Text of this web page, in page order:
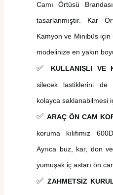
Camı Örtüsü Brandası
tasarlanmıştır. Kar
Kamyon ve Minibüs için
modelinize en yakın
✅ KULLANIŞLI VE
silecek lastiklerini de
kolayca saklanabilmesi
✅ ARAÇ ÖN CAM
koruma kılıfımız
Ayrıca buz, kar, don
yumuşak iç astarı ön
✅ ZAHMETSİZ